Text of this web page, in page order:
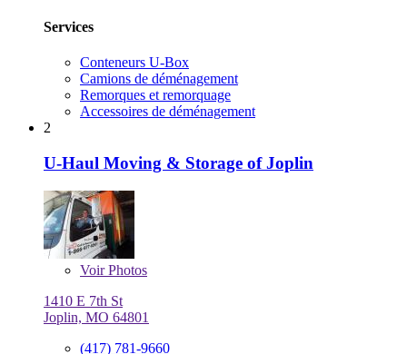
Services
Conteneurs U-Box
Camions de déménagement
Remorques et remorquage
Accessoires de déménagement
2
U-Haul Moving & Storage of Joplin
VoirPhotos
1410 E 7th St
Joplin, MO 64801
(417) 781-9660